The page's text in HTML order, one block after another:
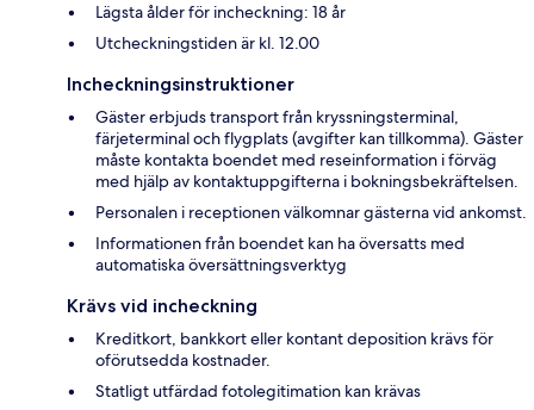
Lägsta ålder för incheckning: 18 år
Utcheckningstiden är kl. 12.00
Incheckningsinstruktioner
Gäster erbjuds transport från kryssningsterminal,
färjeterminal och flygplats (avgifter kan tillkomma). Gäster
måste kontakta boendet med reseinformation i förväg
med hjälp av kontaktuppgifterna i bokningsbekräftelsen.
Personalen i receptionen välkomnar gästerna vid ankomst.
Informationen från boendet kan ha översatts med
automatiska översättningsverktyg
Krävs vid incheckning
Kreditkort, bankkort eller kontant deposition krävs för
oförutsedda kostnader.
Statligt utfärdad fotolegitimation kan krävas